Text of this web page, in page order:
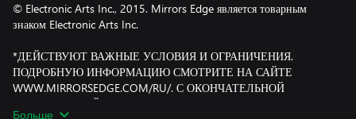
© Electronic Arts Inc., 2015. Mirrors Edge является товарным
знаком Electronic Arts Inc.
*ДЕЙСТВУЮТ ВАЖНЫЕ УСЛОВИЯ И ОГРАНИЧЕНИЯ.
ПОДРОБНУЮ ИНФОРМАЦИЮ СМОТРИТЕ НА САЙТЕ
WWW.MIRRORSEDGE.COM/RU/. С ОКОНЧАТЕЛЬНОЙ
ИНФОРМАЦИЕЙ О ПРОДУКТЕ, ЛИЦЕНЗИОННЫМ
Больше